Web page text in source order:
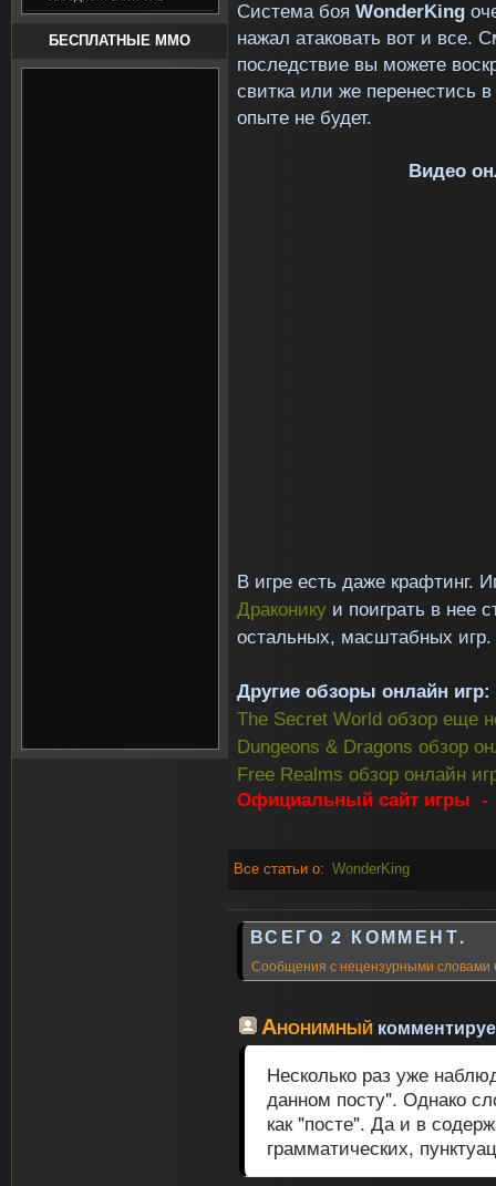
БЕСПЛАТНЫЕ MMO
Система боя WonderKing
нажал атаковать вот и все.
последствие вы можете
свитка или же перенестись
опыте не будет.
Видео
В игре есть даже крафтинг.
Драконику и поиграть в нее
остальных, масштабных игр.
Другие обзоры онлайн игр:
The Secret World обзор еще
Dungeons & Dragons обзор
Free Realms обзор онлайн
Официальный сайт игры
Все статьи о: WonderKing
ВСЕГО 2 КОММЕНТ.
Сообщения с нецензурными словами
Анонимный
Несколько раз уже
данном посту". Однако
как "посте". Да и в
грамматических,